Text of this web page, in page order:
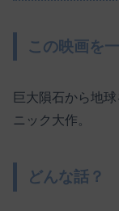
この映画を
巨大隕石から地
ニック大作。
どんな話？